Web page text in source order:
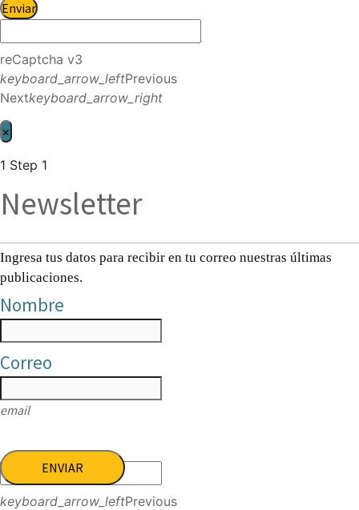
Enviar
reCaptcha v3
keyboard_arrow_leftPrevious
Nextkeyboard_arrow_right
×
1 Step 1
Newsletter
Ingresa tus datos para recibir en tu correo nuestras últimas
publicaciones.
Nombre
Correo
email
ENVIAR
keyboard_arrow_leftPrevious